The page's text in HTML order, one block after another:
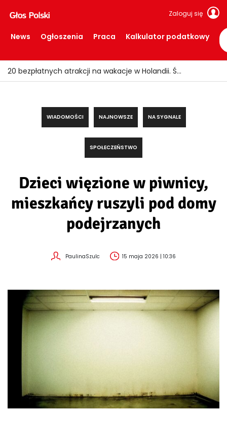
Zaloguj się
News Ogłoszenia Praca Kalkulator podatkowy
20 bezpłatnych atrakcji na wakacje w Holandii. Świetne miejsca, za które nie trzeba płacić
WIADOMOŚCI NAJNOWSZE NA SYGNALE
SPOŁECZEŃSTWO
Dzieci więzione w piwnicy,
mieszkańcy ruszyli pod domy
podejrzanych
PaulinaSzulc 15 maja 2026 | 10:36